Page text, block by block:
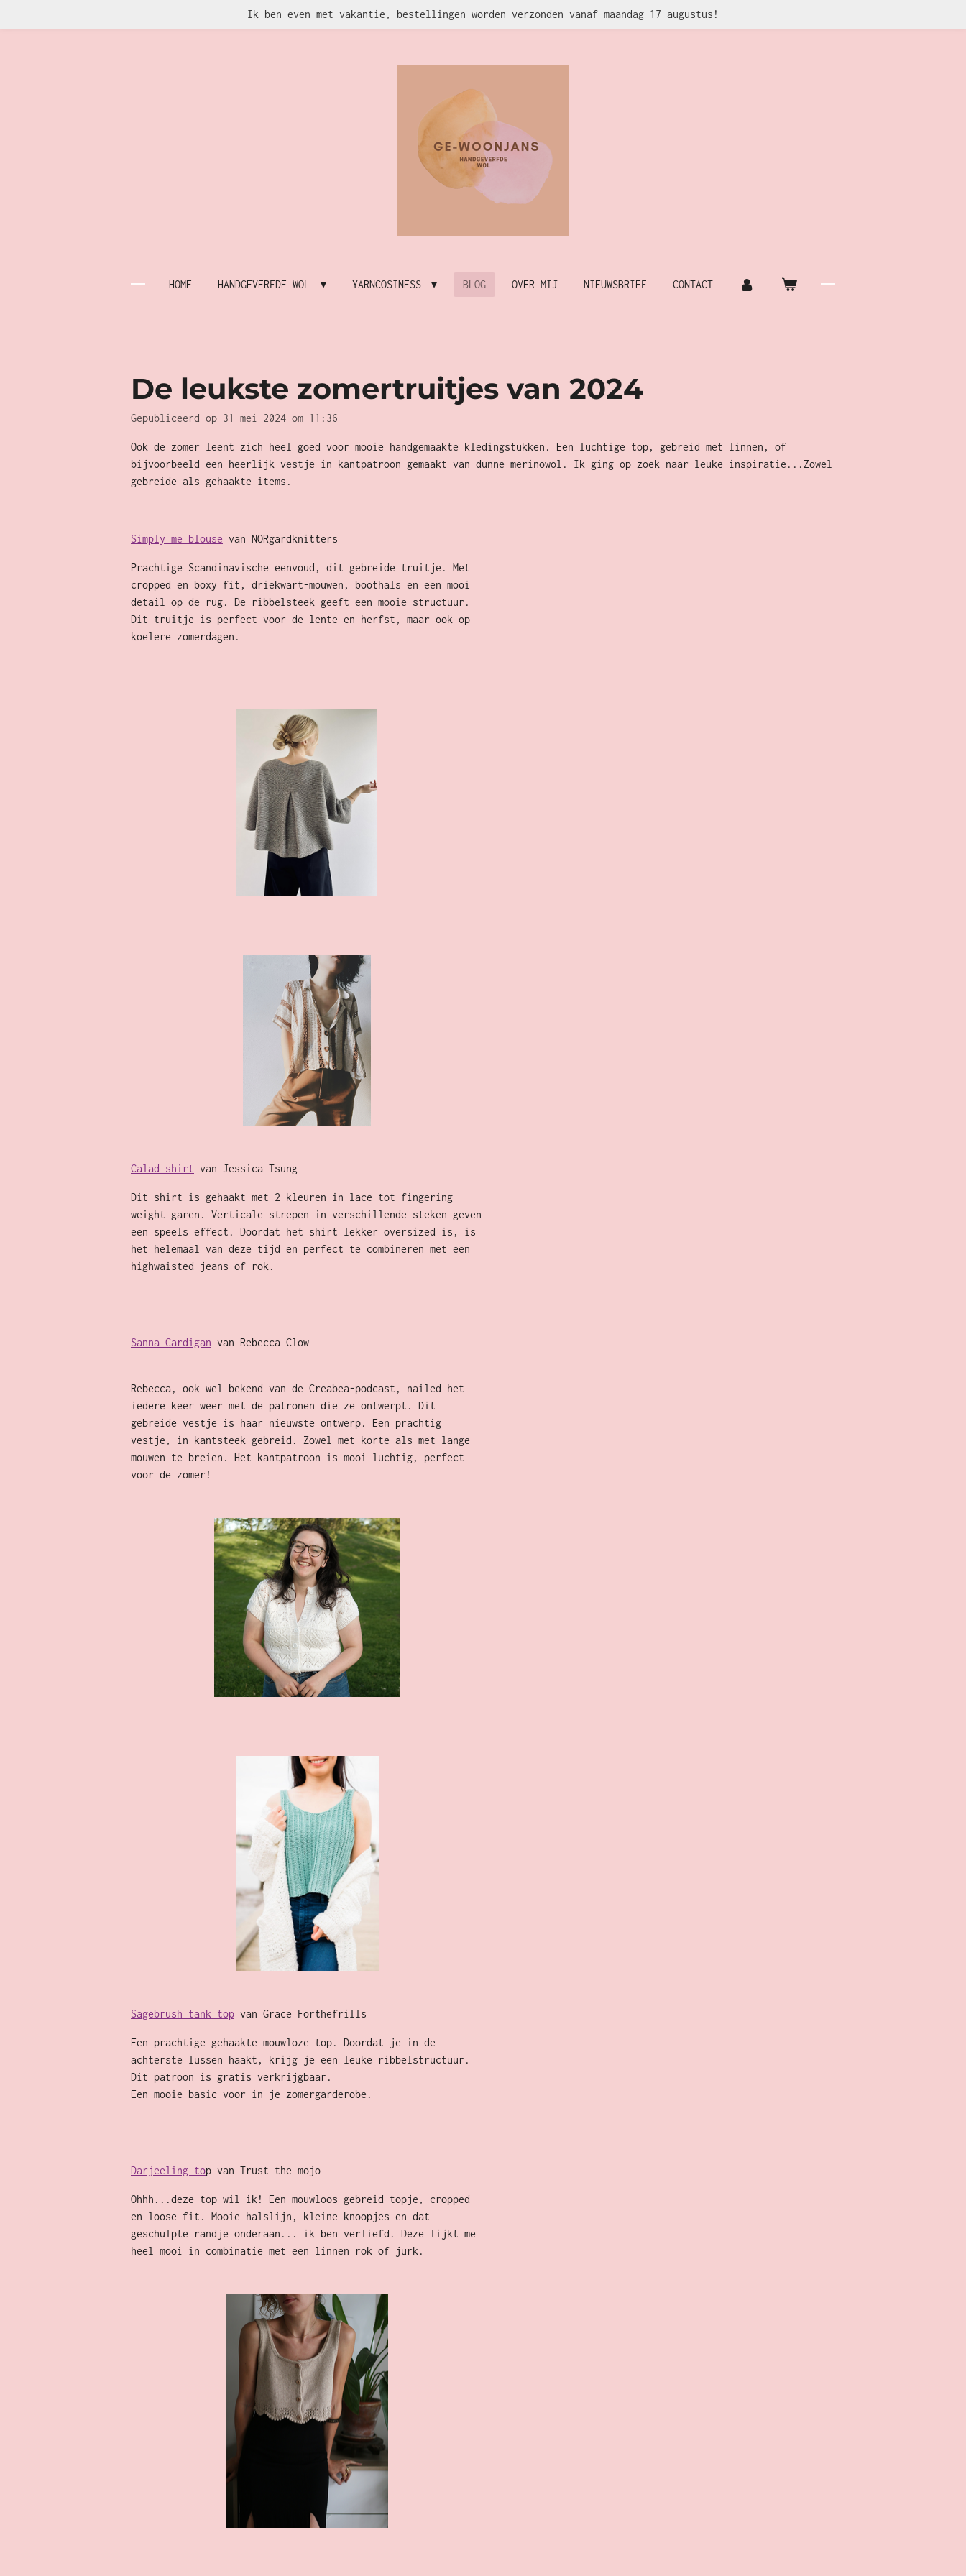
direct
Ik ben even met vakantie, bestellingen worden verzonden vanaf maandag 17 augustus!
HOME HANDGEVERFDE WOL YARNCOSINESS BLOG OVER MIJ NIEUWSBRIEF CONTACT
De leukste zomertruitjes van 2024
Gepubliceerd op 31 mei 2024 om 11:36
Ook de zomer leent zich heel goed voor mooie handgemaakte kledingstukken. Een luchtige top, gebreid met linnen, of
bijvoorbeeld een heerlijk vestje in kantpatroon gemaakt van dunne merinowol. Ik ging op zoek naar leuke inspiratie...Zowel
gebreide als gehaakte items.
Simply me blouse van NORgardknitters
Prachtige Scandinavische eenvoud, dit gebreide truitje. Met
cropped en boxy fit, driekwart-mouwen, boothals en een mooi
detail op de rug. De ribbelsteek geeft een mooie structuur.
Dit truitje is perfect voor de lente en herfst, maar ook op
koelere zomerdagen.
Calad shirt van Jessica Tsung
Dit shirt is gehaakt met 2 kleuren in lace tot fingering
weight garen. Verticale strepen in verschillende steken geven
een speels effect. Doordat het shirt lekker oversized is, is
het helemaal van deze tijd en perfect te combineren met een
highwaisted jeans of rok.
Sanna Cardigan van Rebecca Clow
Rebecca, ook wel bekend van de Creabea-podcast, nailed het
iedere keer weer met de patronen die ze ontwerpt. Dit
gebreide vestje is haar nieuwste ontwerp. Een prachtig
vestje, in kantsteek gebreid. Zowel met korte als met lange
mouwen te breien. Het kantpatroon is mooi luchtig, perfect
voor de zomer!
Sagebrush tank top van Grace Forthefrills
Een prachtige gehaakte mouwloze top. Doordat je in de
achterste lussen haakt, krijg je een leuke ribbelstructuur.
Dit patroon is gratis verkrijgbaar.
Een mooie basic voor in je zomergarderobe.
Darjeeling top van Trust the mojo
Ohhh...deze top wil ik! Een mouwloos gebreid topje, cropped
en loose fit. Mooie halslijn, kleine knoopjes en dat
geschulpte randje onderaan... ik ben verliefd. Deze lijkt me
heel mooi in combinatie met een linnen rok of jurk.